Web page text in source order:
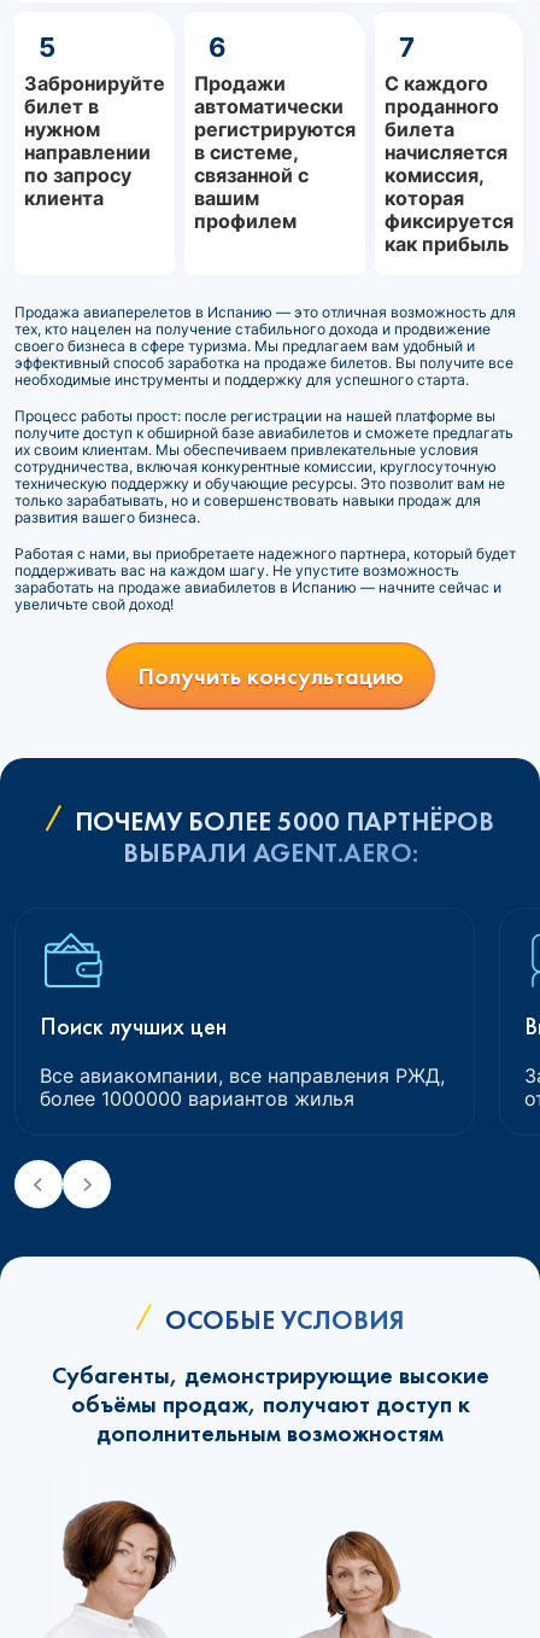
5
Забронируйте
билет в
нужном
направлении
по запросу
клиента
6
Продажи
автоматически
регистрируются
в системе,
связанной с
вашим
профилем
7
С каждого
проданного
билета
начисляется
комиссия,
которая
фиксируется
как прибыль
Продажа авиаперелетов в Испанию — это отличная возможность для
тех, кто нацелен на получение стабильного дохода и продвижение
своего бизнеса в сфере туризма. Мы предлагаем вам удобный и
эффективный способ заработка на продаже билетов. Вы получите все
необходимые инструменты и поддержку для успешного старта.
Процесс работы прост: после регистрации на нашей платформе вы
получите доступ к обширной базе авиабилетов и сможете предлагать
их своим клиентам. Мы обеспечиваем привлекательные условия
сотрудничества, включая конкурентные комиссии, круглосуточную
техническую поддержку и обучающие ресурсы. Это позволит вам не
только зарабатывать, но и совершенствовать навыки продаж для
развития вашего бизнеса.
Работая с нами, вы приобретаете надежного партнера, который будет
поддерживать вас на каждом шагу. Не упустите возможность
заработать на продаже авиабилетов в Испанию — начните сейчас и
увеличьте свой доход!
Получить консультацию
ПОЧЕМУ БОЛЕЕ 5000 ПАРТНЁРОВ
ВЫБРАЛИ AGENT.AERO:
Поиск лучших цен
Все авиакомпании, все направления РЖД,
более 1000000 вариантов жилья
ОСОБЫЕ УСЛОВИЯ
Субагенты, демонстрирующие высокие
объёмы продаж, получают доступ к
дополнительным возможностям